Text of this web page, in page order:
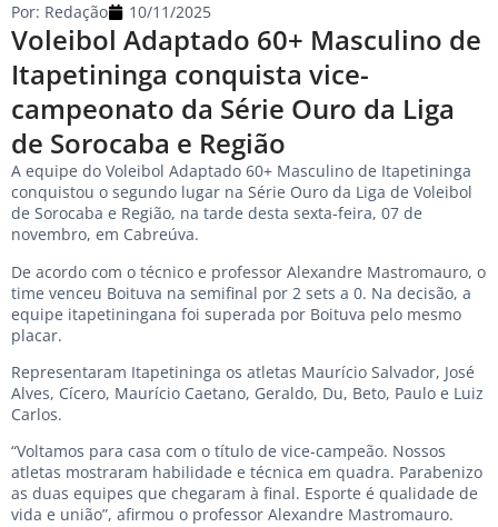
Voleibol Adaptado 60+ Masculino de
Itapetininga conquista vice-
campeonato da Série Ouro da Liga
de Sorocaba e Região
Por: Redação 10/11/2025
A equipe do Voleibol Adaptado 60+ Masculino de Itapetininga
conquistou o segundo lugar na Série Ouro da Liga de Voleibol
de Sorocaba e Região, na tarde desta sexta-feira, 07 de
novembro, em Cabreúva.
De acordo com o técnico e professor Alexandre Mastromauro, o
time venceu Boituva na semifinal por 2 sets a 0. Na decisão, a
equipe itapetiningana foi superada por Boituva pelo mesmo
placar.
Representaram Itapetininga os atletas Maurício Salvador, José
Alves, Cícero, Maurício Caetano, Geraldo, Du, Beto, Paulo e Luiz
Carlos.
“Voltamos para casa com o título de vice-campeão. Nossos
atletas mostraram habilidade e técnica em quadra. Parabenizo
as duas equipes que chegaram à final. Esporte é qualidade de
vida e união”, afirmou o professor Alexandre Mastromauro.